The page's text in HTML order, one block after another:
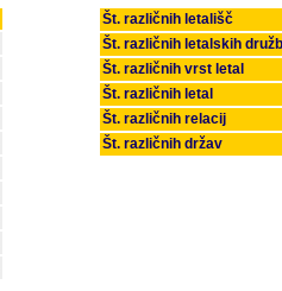
Št. različnih letališč
Št. različnih letalskih
Št. različnih vrst letal
Št. različnih letal
Št. različnih relacij
Št. različnih držav